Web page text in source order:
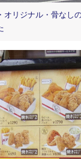
オリジナル・骨なし